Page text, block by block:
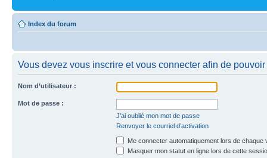
Index du forum
Vous devez vous inscrire et vous connecter afin de
Nom d’utilisateur :
Mot de passe :
J’ai oublié mon mot de passe
Renvoyer le courriel d’activation
Me connecter automatiquement lors de chaque
Masquer mon statut en ligne lors de cette